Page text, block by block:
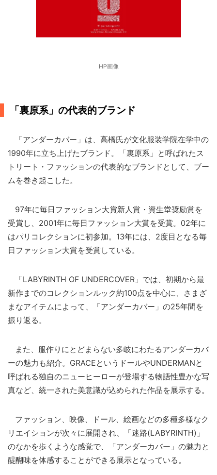
HP画像
「裏原系」の代表的ブランド
「アンダーカバー」は、高橋氏が文化服装学院在学中の
1990年に立ち上げたブランド。「裏原系」と呼ばれたス
トリート・ファッションの代表的なブランドとして、ブー
ムを巻き起こした。
97年に毎日ファッション大賞新人賞・資生堂奨励賞を
受賞し、2001年に毎日ファッション大賞を受賞。02年に
はパリコレクションに初参加。13年には、2度目となる毎
日ファッション大賞を受賞している。
「LABYRINTH OF UNDERCOVER」では、初期から最
新作までのコレクションルック約100点を中心に、さまざ
まなアイテムによって、「アンダーカバー」の25年間を
振り返る。
また、服作りにとどまらない多岐にわたるアンダーカバ
ーの魅力も紹介。GRACEというドールやUNDERMANと
呼ばれる独自のニューヒーローが登場する物語性豊かな写
真など、統一された美意識が込められた作品を展示する。
ファッション、映像、ドール、絵画などの多種多様なク
リエイションが次々に展開され、「迷路(LABYRINTH)」
のなかを歩くような感覚で、「アンダーカバー」の魅力と
醍醐味を体感することができる展示となっている。